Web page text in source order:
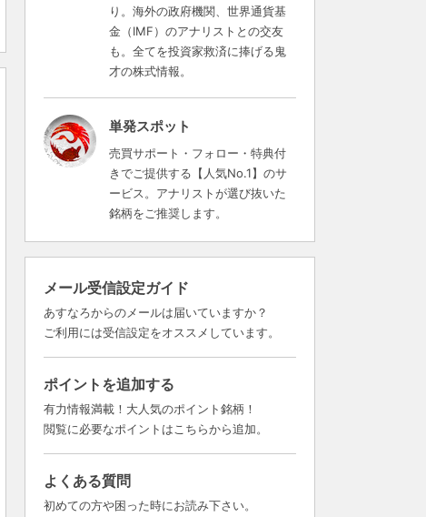
り。海外の政府機関、世界通貨基
金（IMF）のアナリストとの交友
も。全てを投資家救済に捧げる鬼
才の株式情報。
単発スポット
売買サポート・フォロー・特典付
きでご提供する【人気No.1】のサ
ービス。アナリストが選び抜いた
銘柄をご推奨します。
メール受信設定ガイド
あすなろからのメールは届いていますか？
ご利用には受信設定をオススメしています。
ポイントを追加する
有力情報満載！大人気のポイント銘柄！
閲覧に必要なポイントはこちらから追加。
よくある質問
初めての方や困った時にお読み下さい。